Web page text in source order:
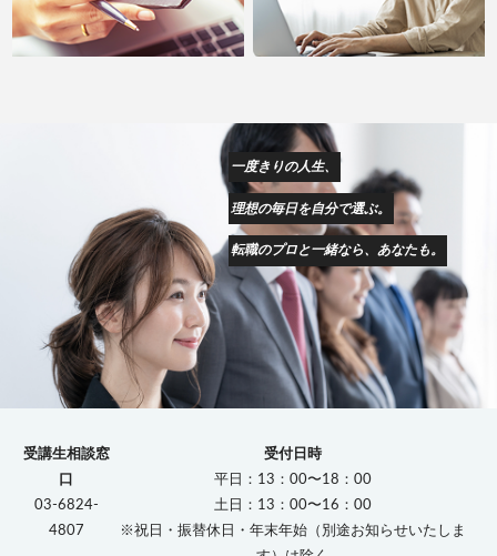
一度きりの人生、
理想の毎日を自分で選ぶ。
転職のプロと一緒なら、あなたも。
受講生相談窓
口
03-6824-
4807
受付日時
平日：13：00〜18：00
土日：13：00〜16：00
※祝日・振替休日・年末年始（別途お知らせいたしま